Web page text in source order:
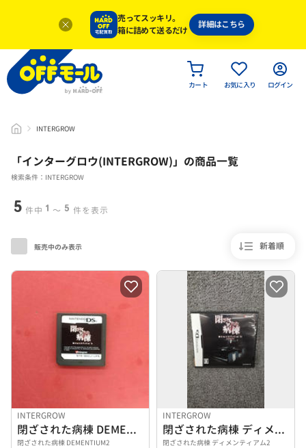
売ってスッキリ。
箱に詰めて送るだけ
詳細はこちら
カート お気に入り ログイン
INTERGROW
「インターグロウ(INTERGROW)」 の商品一覧
検索条件：INTERGROW
5 件中 1 〜 5 件を表示
新着順
販売中のみ表示
INTERGROW
閉ざされた病棟 DEMENTIUM2※ソフトのみ
閉ざされた病棟 DEMENTIUM2
INTERGROW
閉ざされた病棟 ディメンティアム2
閉ざされた病棟 ディメンティアム2